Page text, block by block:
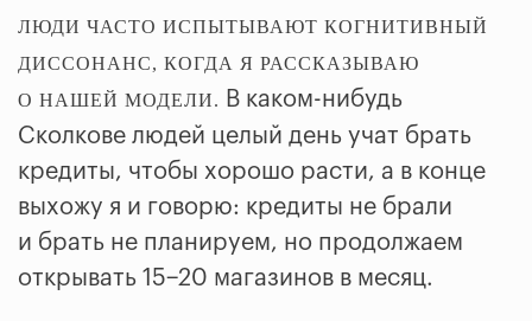
ЛЮДИ ЧАСТО ИСПЫТЫВАЮТ КОГНИТИВНЫЙ
ДИССОНАНС, КОГДА Я РАССКАЗЫВАЮ
О НАШЕЙ МОДЕЛИ. В каком-нибудь
Сколкове людей целый день учат брать
кредиты, чтобы хорошо расти, а в конце
выхожу я и говорю: кредиты не брали
и брать не планируем, но продолжаем
открывать 15−20 магазинов в месяц.